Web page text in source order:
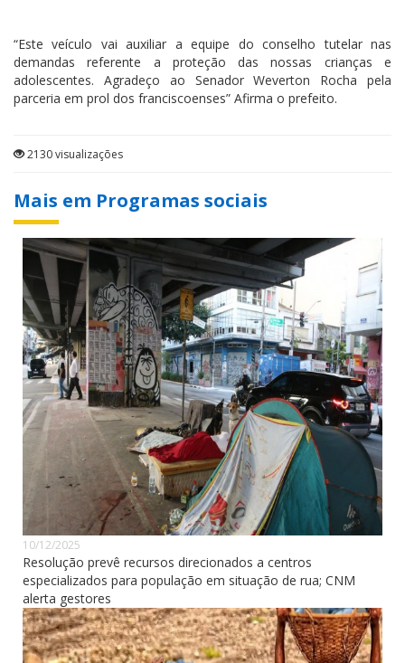
“Este veículo vai auxiliar a equipe do conselho tutelar nas
demandas referente a proteção das nossas crianças e
adolescentes. Agradeço ao Senador Weverton Rocha pela
parceria em prol dos franciscoenses” Afirma o prefeito.
2130 visualizações
Mais em Programas sociais
10/12/2025
Resolução prevê recursos direcionados a centros
especializados para população em situação de rua; CNM
alerta gestores